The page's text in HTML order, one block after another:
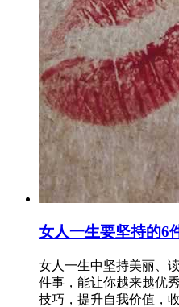
女人一生要坚持的6
女人一生中坚持美丽、
件事，能让你越来越优
技巧，提升自我价值，